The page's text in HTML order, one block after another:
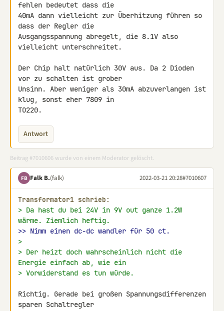
fehlen bedeutet dass die
40mA dann vielleicht zur Überhitzung führen so
dass der Regler die
Ausgangsspannung abregelt, die 8.1V also
vielleicht unterschreitet.
Der Chip halt natürlich 30V aus. Da 2 Dioden
vor zu schalten ist grober
Unsinn. Aber weniger als 30mA abzuverlangen ist
klug, sonst eher 7809 in
TO220.
Antwort
Beitrag #7010606 wurde von einem Moderator gelöscht.
FB Falk B.(falk) 2022-03-21 20:28#7010607
Transformator1 schrieb:
> Da hast du bei 24V in 9V out ganze 1.2W
wärme. Ziemlich heftig.
>> Nimm einen dc-dc wandler für 50 ct.
>
> Der heizt doch wahrscheinlich nicht die
Energie einfach ab, wie ein
> Vorwiderstand es tun würde.
Richtig. Gerade bei großen Spannungsdifferenzen
sparen Schaltregler